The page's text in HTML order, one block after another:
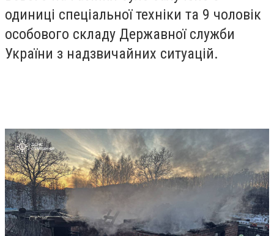
одиниці спеціальної техніки та 9 чоловік
особового складу Державної служби
України з надзвичайних ситуацій.